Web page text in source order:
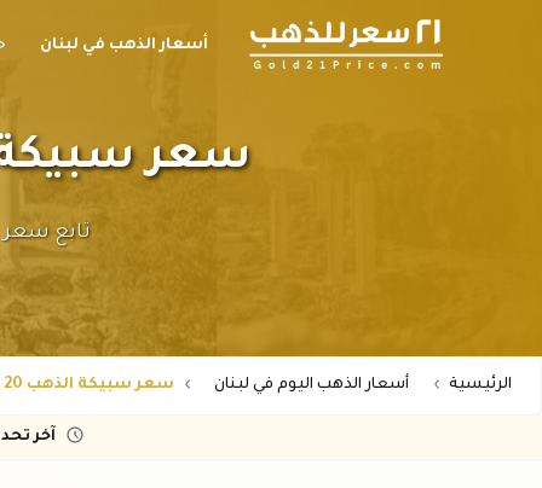
أسعار الذهب في لبنان
سعر سبيكة الذهب ٢٠ جرام
الرئيسية أسعار الذهب اليوم في لبنان سعر سبيكة الذهب 20 جرام عيار 24 في لبنان بالليرة
آخر